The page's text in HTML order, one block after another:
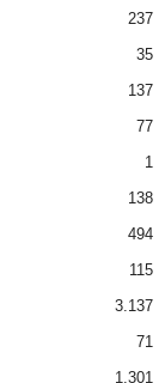
237
35
137
77
1
138
494
115
3.137
71
1.301